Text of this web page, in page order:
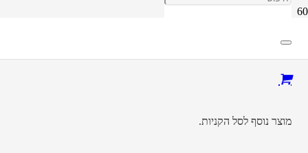
מוצר נוסף לסל הקניות.